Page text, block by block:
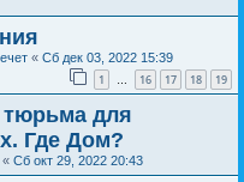
« Сб дек 03, 2022 15:39
1 … 16 17 18 19
тюрьма для
Где Дом?
« Сб окт 29, 2022 20:43